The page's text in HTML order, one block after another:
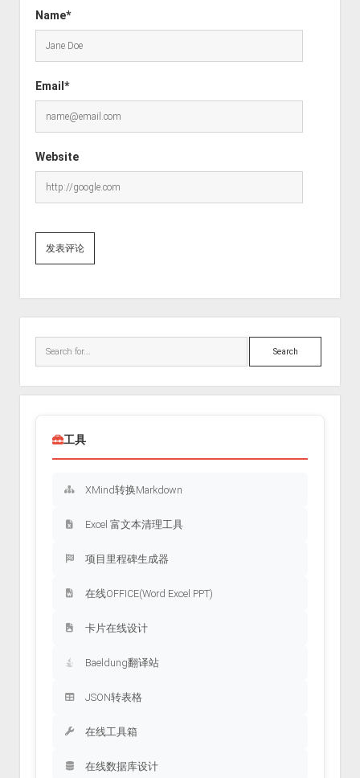
Name*
Email*
Website
Search
工具
XMind转换Markdown
Excel 富文本清理工具
项目里程碑生成器
在线OFFICE(Word Excel PPT)
卡片在线设计
Baeldung翻译站
JSON转表格
在线工具箱
在线数据库设计